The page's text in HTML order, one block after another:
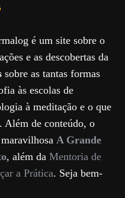
é um site sobre o
e as descobertas da
sobre as tantas formas
às escolas de
à meditação e o que
Além de conteúdo, o
A Grande
, além da Mentoria de
a Prática. Seja bem-